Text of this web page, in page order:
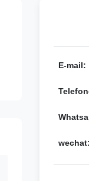
E-mail:
wechat: